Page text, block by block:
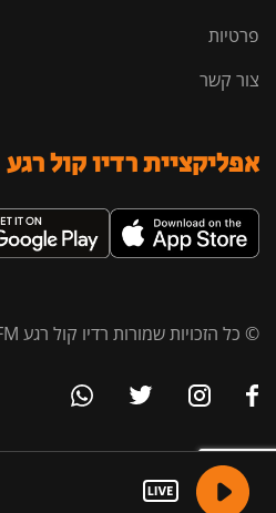
פרטיות
צור קשר
אפליקציית רדיו קול רגע
© כל הזכויות שמורות רדיו קול רגע 96FM 91.5FM